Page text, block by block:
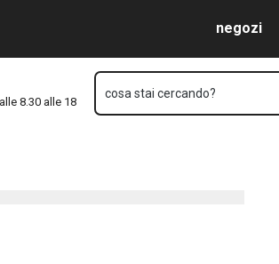
negozi
8.30 alle 18
cosa stai cercando?